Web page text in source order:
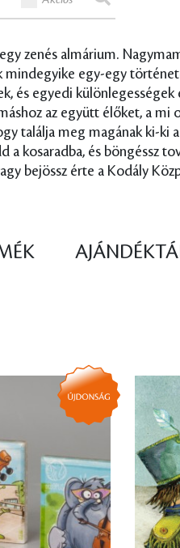
zenés almárium.
egy-egy
és egyedi
az együtt élőket, a mi
találja meg magának ki-ki
a kosaradba, és böngéssz
bejössz érte a Kodály